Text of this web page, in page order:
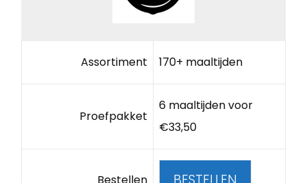
Assortiment 170+ maaltijden
Proefpakket
6 maaltijden voor
€33,50
Bestellen